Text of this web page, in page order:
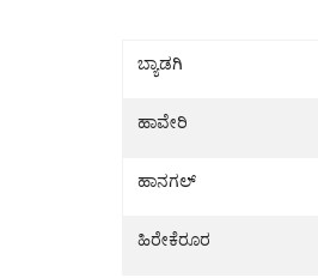
ಬ್ಯಾಡಗಿ
ಹಾವೇರಿ
ಹಾನಗಲ್
ಹಿರೇಕೆರೂರ